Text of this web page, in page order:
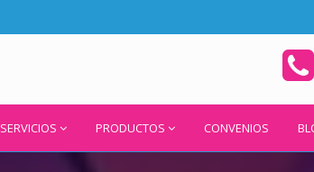
SERVICIOS PRODUCTOS CONVENIOS